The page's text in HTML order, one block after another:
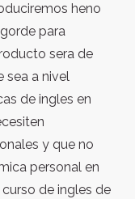
heno
para
sera de
sea a nivel
de ingles en
y que no
personal en
de ingles de